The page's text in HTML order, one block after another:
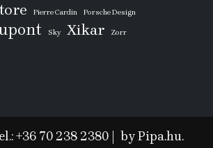
Pierre Cardin Porsche Design
Sky Xikar Zorr
+36 70 238 2380 by Pipa.hu.